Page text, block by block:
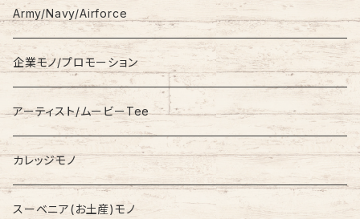
S/S
Hoodie
Fleece
Knit/Sweater
Jacket
Nylon Jacket
Champion
Carhartt
Columbia
NAUTICA
NIKE
Army/Navy/Airforce
企業モノ/プロモーション
アーティスト/ムービーTee
カレッジモノ
スーベニア(お土産)モノ